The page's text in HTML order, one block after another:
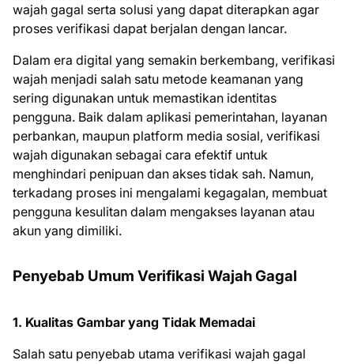
wajah gagal serta solusi yang dapat diterapkan agar
proses verifikasi dapat berjalan dengan lancar.
Dalam era digital yang semakin berkembang, verifikasi
wajah menjadi salah satu metode keamanan yang
sering digunakan untuk memastikan identitas
pengguna. Baik dalam aplikasi pemerintahan, layanan
perbankan, maupun platform media sosial, verifikasi
wajah digunakan sebagai cara efektif untuk
menghindari penipuan dan akses tidak sah. Namun,
terkadang proses ini mengalami kegagalan, membuat
pengguna kesulitan dalam mengakses layanan atau
akun yang dimiliki.
Penyebab Umum Verifikasi Wajah Gagal
1. Kualitas Gambar yang Tidak Memadai
Salah satu penyebab utama verifikasi wajah gagal